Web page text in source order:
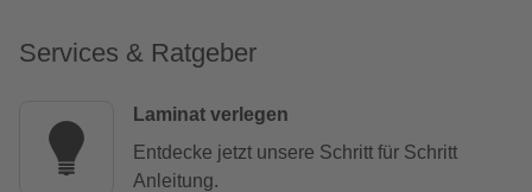
Services & Ratgeber
Laminat verlegen
Entdecke jetzt unsere Schritt für Schritt
Anleitung.